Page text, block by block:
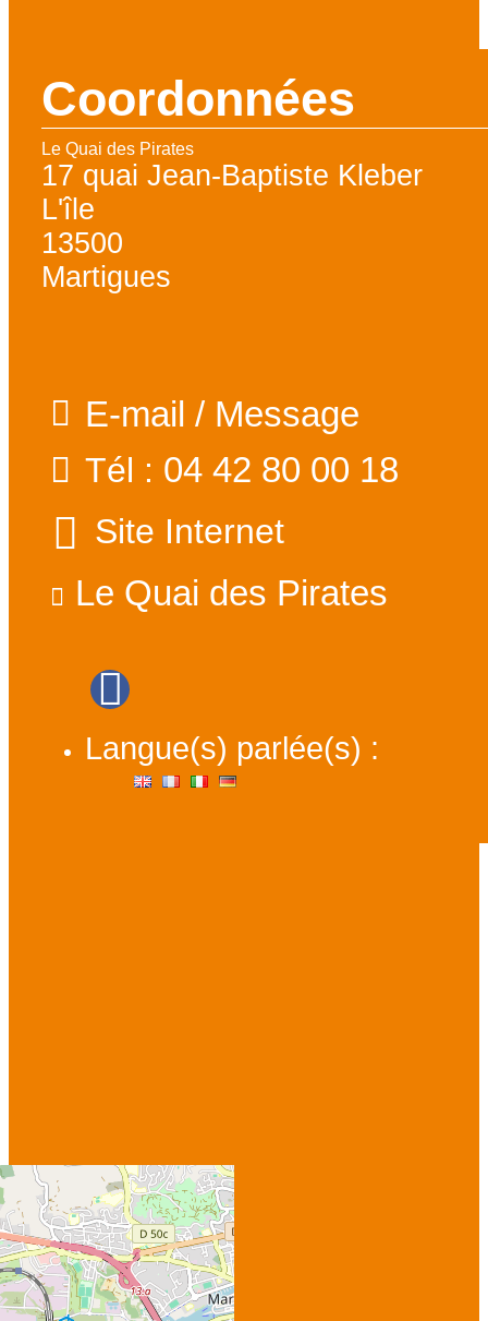
Coordonnées
Le Quai des Pirates
17 quai Jean-Baptiste Kleber
L'île
13500
Martigues
E-mail / Message
Tél : 04 42 80 00 18
Site Internet
Le Quai des Pirates
Langue(s) parlée(s) :